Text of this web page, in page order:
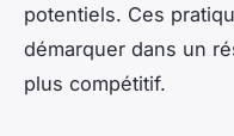
potentiels. Ces
démarquer dans un
plus compétitif.